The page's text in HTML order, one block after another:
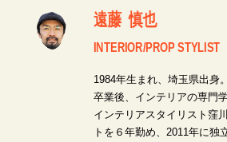
遠藤 慎也
INTERIOR/PROP STYLIST
1984年生まれ、埼玉県出身
卒業後、インテリアの専門
インテリアスタイリスト窪
トを６年勤め、2011年に独